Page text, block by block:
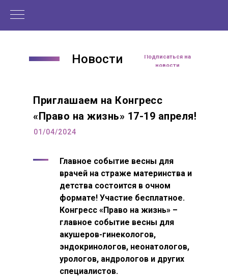
Новости
Подписаться на
новости
Приглашаем на Конгресс
«Право на жизнь» 17-19 апреля!
01/04/2024
Главное событие весны для
врачей на страже материнства и
детства состоится в очном
формате! Участие бесплатное.
Конгресс «Право на жизнь» –
главное событие весны для
акушеров-гинекологов,
эндокринологов, неонатологов,
урологов, андрологов и других
специалистов.